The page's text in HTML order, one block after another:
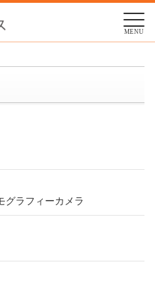
MENU
グラフィーカメラ